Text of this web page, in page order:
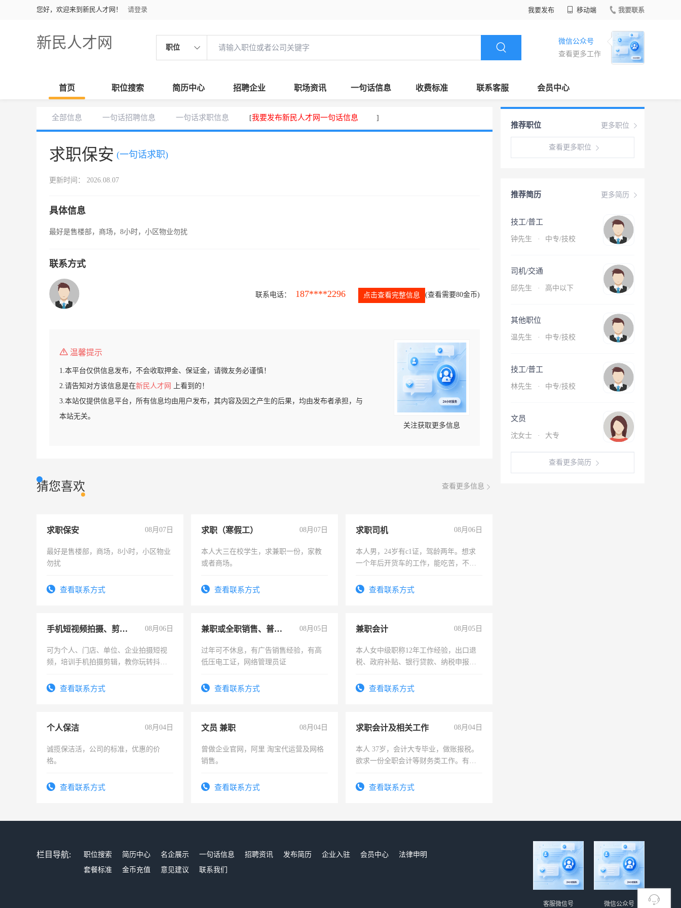
您好，欢迎来到新民人才网！ 请登录 我要发布 移动端 我要联系
新民人才网 职位
微信公众号
查看更多工作
首页 职位搜索 简历中心 招聘企业 职场资讯 一句话信息 收费标准 联系客服 会员中心
全部信息 一句话招聘信息 一句话求职信息 [我要发布新民人才网一句话信息 ]
求职保安 (一句话求职)
更新时间： 2026.08.07
具体信息
最好是售楼部，商场，8小时，小区物业勿扰
联系方式
联系电话： 187****2296 点击查看完整信息 (查看需要80金币)
温馨提示
1.本平台仅供信息发布，不会收取押金、保证金，请微友务必谨慎！
2.请告知对方该信息是在新民人才网
上看到的！
3.本站仅提供信息平台，所有信息均由用户发布，其内容及因之产生的后果，均由发布者承担，与
本站无关。
关注获取更多信息
猜您喜欢 查看更多信息
求职保安 08月07日
最好是售楼部，商场，8小时，小区物业
勿扰
查看联系方式
求职（寒假工） 08月07日
本人大三在校学生，求兼职一份，家教
或者商场。
查看联系方式
求职司机 08月06日
本人男，24岁有c1证，驾龄两年。想求
一个年后开货车的工作，能吃苦，不怕
查看联系方式
手机短视频拍摄、剪辑、抖音快手 08月06日
可为个人、门店、单位、企业拍摄短视
频，培训手机拍摄剪辑，教你玩转抖音
频，培训手机拍摄剪辑，教你玩转抖
查看联系方式
兼职或全职销售、普工、维修 08月05日
过年可不休息，有广告销售经验，有高
低压电工证，网络管理员证
查看联系方式
兼职会计 08月05日
本人女中级职称12年工作经验，出口退
税、政府补贴、银行贷款、纳税申报、
务，财务咨询等业务。欲求兼职会计工
查看联系方式
个人保洁 08月04日
诚揽保洁活，公司的标准，优惠的价
格。
查看联系方式
文员 兼职 08月04日
曾做企业官网，阿里 淘宝代运营及网格
销售。
查看联系方式
求职会计及相关工作 08月04日
本人 37岁，会计大专毕业，做账报税。
欲求一份全职会计等财务类工作。有会
查看联系方式
更多职位
推荐职位
查看更多职位
更多简历
推荐简历
技工/普工
钟先生 · 中专/技校
司机/交通
邱先生 · 高中以下
其他职位
温先生 · 中专/技校
技工/普工
林先生 · 中专/技校
文员
沈女士 · 大专
查看更多简历
栏目导航: 职位搜索 简历中心 名企展示 一句话信息 招聘资讯 发布简历 企业入驻 会员中心
法律申明
套餐标准
金币充值 意见建议 联系我们
微信公众号
客服微信号